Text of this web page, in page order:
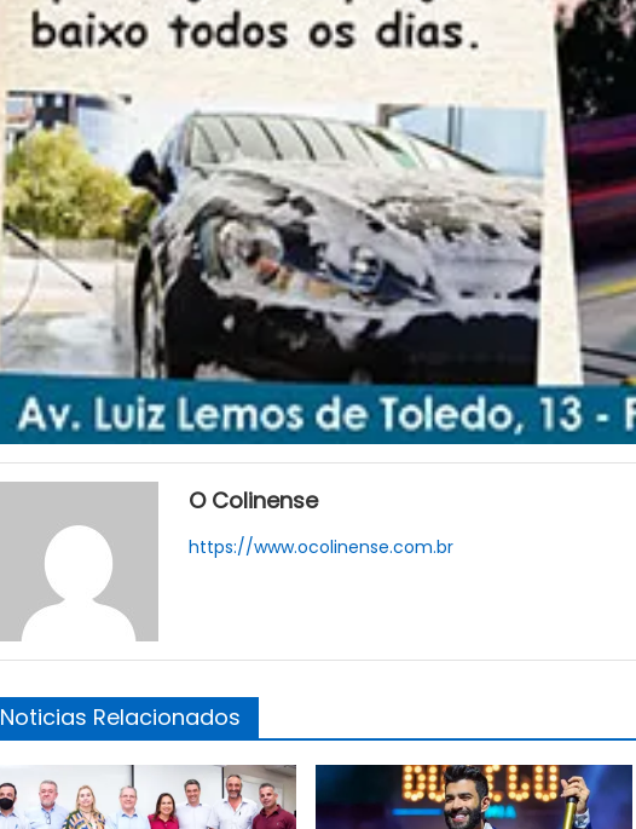
O Colinense
https://www.ocolinense.com.br
Noticias Relacionados